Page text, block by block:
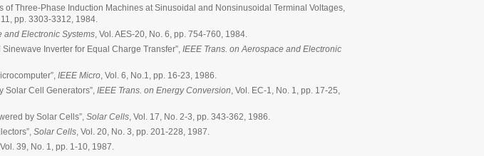
Three-Phase Induction Machines at Sinusoidal and Nonsinusoidal Terminal Voltages,
pp. 3303-3312, 1984.
and Electronic Systems, Vol. AES-20, No. 6, pp. 754-760, 1984.
Inverter for Equal Charge Transfer”, IEEE Trans. on Aerospace and Electronic
IEEE Micro, Vol. 6, No.1, pp. 16-23, 1986.
Solar Cell Generators”, IEEE Trans. on Energy Conversion, Vol. EC-1, No. 1, pp. 17-25,
by Solar Cells”, Solar Cells, Vol. 17, No. 2-3, pp. 343-362, 1986.
Solar Cells, Vol. 20, No. 3, pp. 201-228, 1987.
39, No. 1, pp. 1-10, 1987.